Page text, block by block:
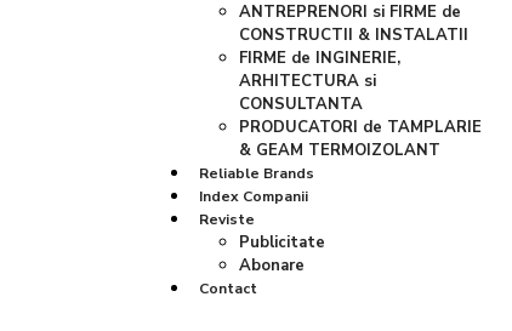
ANTREPRENORI si FIRME de
CONSTRUCTII & INSTALATII
FIRME de INGINERIE,
ARHITECTURA si
CONSULTANTA
PRODUCATORI de TAMPLARIE
& GEAM TERMOIZOLANT
Reliable Brands
Index Companii
Reviste
Publicitate
Abonare
Contact